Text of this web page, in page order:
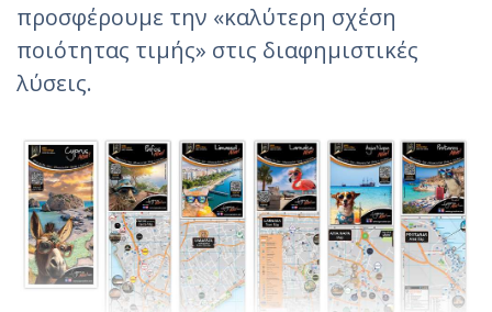
προσφέρουμε την «καλύτερη σχέση
ποιότητας τιμής» στις διαφημιστικές
λύσεις.